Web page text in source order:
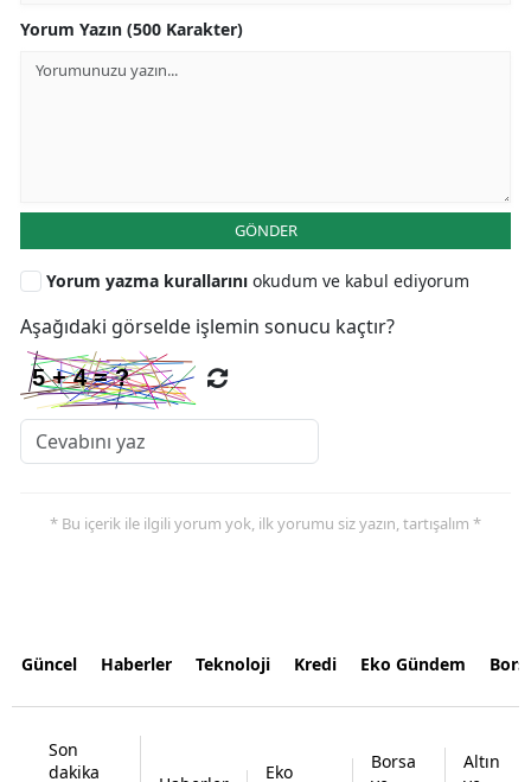
Yorum Yazın (500 Karakter)
GÖNDER
Yorum yazma kurallarını okudum ve kabul ediyorum
Aşağıdaki görselde işlemin sonucu kaçtır?
* Bu içerik ile ilgili yorum yok, ilk yorumu siz yazın, tartışalım *
Güncel Haberler Teknoloji Kredi Eko Gündem
Son
dakika
Eko
Borsa
Altın